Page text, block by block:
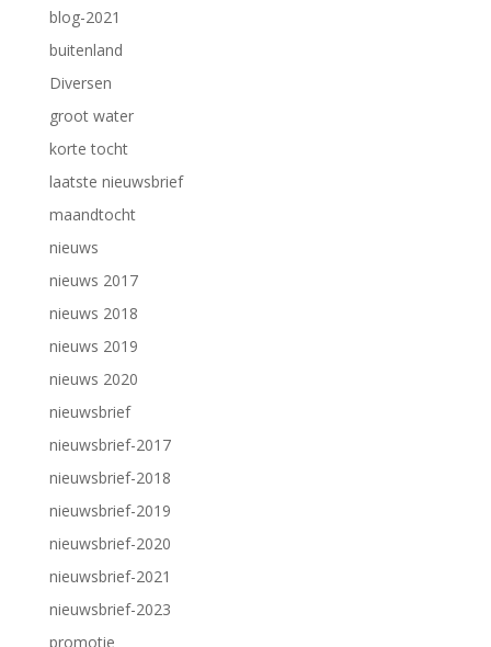
blog-2021
buitenland
Diversen
groot water
korte tocht
laatste nieuwsbrief
maandtocht
nieuws
nieuws 2017
nieuws 2018
nieuws 2019
nieuws 2020
nieuwsbrief
nieuwsbrief-2017
nieuwsbrief-2018
nieuwsbrief-2019
nieuwsbrief-2020
nieuwsbrief-2021
nieuwsbrief-2023
promotie